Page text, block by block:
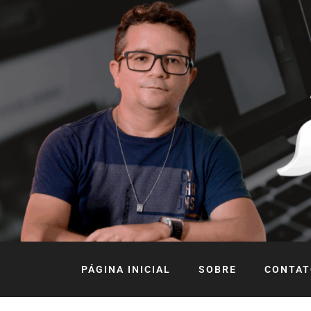
PÁGINA INICIAL SOBRE